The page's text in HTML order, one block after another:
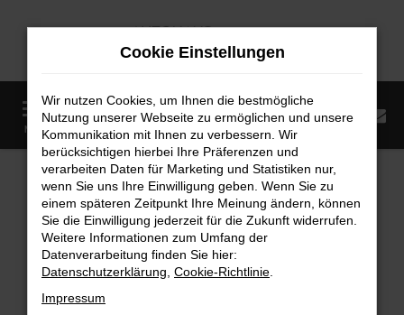
Zum
MENÜ
Startseite Fahrzeugangebote Fahrzeugmarkt
Fahrzeugmarkt
Fehler: Network Error
Beim Laden ist ein Fehler aufgetreten.
Cookie Einstellungen
Wir nutzen Cookies, um Ihnen die bestmögliche
Nutzung unserer Webseite zu ermöglichen und unsere
Kommunikation mit Ihnen zu verbessern. Wir
berücksichtigen hierbei Ihre Präferenzen und
verarbeiten Daten für Marketing und Statistiken nur,
wenn Sie uns Ihre Einwilligung geben. Wenn Sie zu
einem späteren Zeitpunkt Ihre Meinung ändern, können
Sie die Einwilligung jederzeit für die Zukunft widerrufen.
Weitere Informationen zum Umfang der
Datenverarbeitung finden Sie hier:
Datenschutzerklärung Cookie-Richtlinie
Impressum